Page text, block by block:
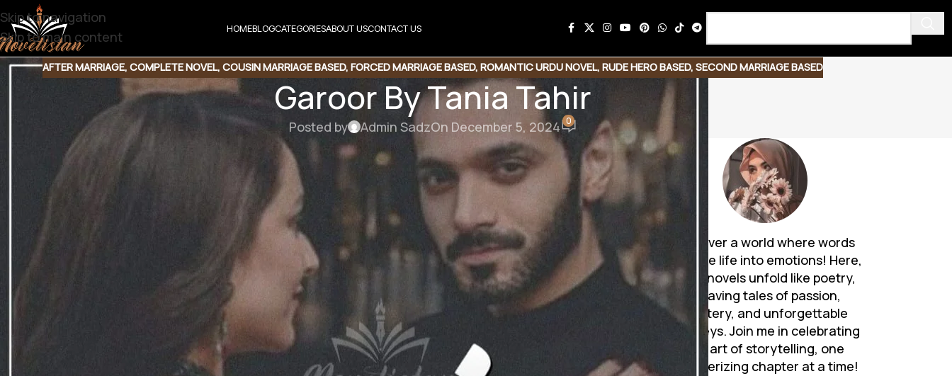
Skip to navigation
Skip to main content
HOMEBLOGCATEGORIESABOUT USCONTACT US
AFTER MARRIAGE, COMPLETE NOVEL, COUSIN MARRIAGE BASED, FORCED MARRIAGE BASED, ROMANTIC URDU NOVEL, RUDE HERO BASED, SECOND MARRIAGE BASED
Garoor By Tania Tahir
Posted by Admin SadzOn December 5, 2024 0
Garoor By Tania Tahir
Genre : Forced Marriage | Second Marriage | Rude Hero | Haveli Base
Download Link
Discover a world where words
breathe life into emotions! Here,
Urdu novels unfold like poetry,
weaving tales of passion,
mystery, and unforgettable
journeys. Join me in celebrating
the art of storytelling, one
mesmerizing chapter at a time!